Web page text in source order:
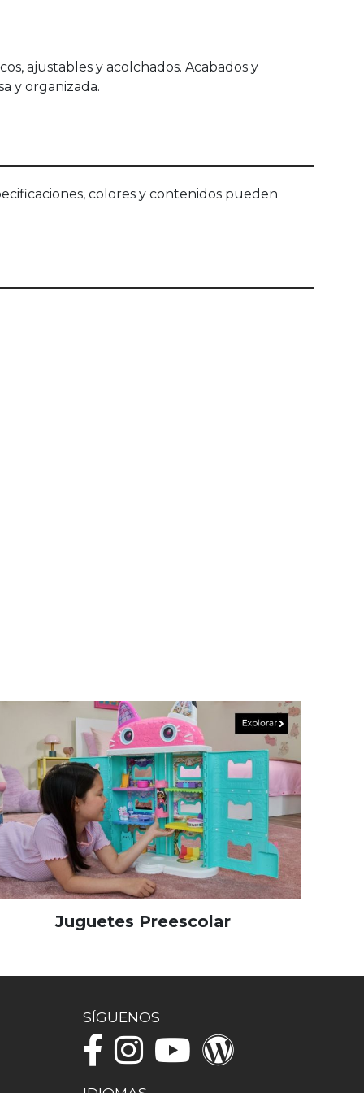
ajustables y acolchados. Acabados y
y organizada.
colores y contenidos pueden
Juguetes Preescolar
SÍGUENOS